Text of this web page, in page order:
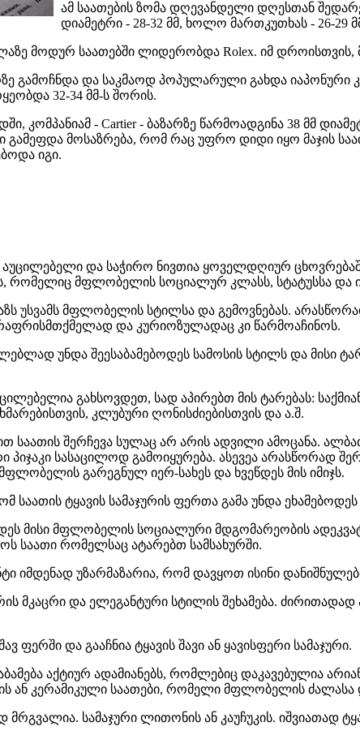
ამ საათების ზომა დღევანდელი დღესთან
დიამეტრი - 28-32 მმ, ხოლო მართკუთხას - 26-29
მოდურ საათებში ლიდერობდა Rolex. იმ
გამოჩნდა და საკმაოდ პოპულარული გახდა იაპონური
32-34 მმ-ს შორის.
კომპანიამ - Cartier - ბაზარზე წარმოადგინა 38 მმ
გამეფდა მოსაზრება, რომ რაც უფრო დიდი იყო მაჯის
იგი.
და საჭირო ნივთია ყოველდღიურ
რომელიც მფლობელის სოციალურ კლასს, სტატუსსა და
უსვამს მფლობელის სტილსა და გემოვნებას.
და კურიოზულადაც კი წარმოაჩინოს.
უნდა შეესაბამებოდეს სამოსის სტილს და მისი
გახსოვდეთ, სად აპირებთ მის ტარებას:
კლუბური ღონისძიებისთვის და ა.შ.
საათის შერჩევა სულაც არ არის ადვილი ამოცანა.
პიჯაკი სასაცილოდ გამოიყურება. ასევეა არასწორად
გარეგნულ იერ-სახეს და ხვეწდეს მის იმიჯს.
ტყავის სამაჯურის ფერთა გამა უნდა
მისი მფლობელის სოციალური მდგომარეობის
საათი რომელსაც ატარებთ სამსახურში.
იმდენად უზარმაზარია, რომ დავყოთ ისინი
მკაცრი და ელეგანტური სტილის შეხამება.
ფერში და გააჩნია ტყავის შავი ან ყავისფერი სამაჯური.
აქტიურ ადამიანებს, რომლებიც დაკავებულია
ან კერამიკული საათები, რომელი მფლობელის ძალასა
სამაჯური ლითონის ან კაუჩუკის. იშვიათად